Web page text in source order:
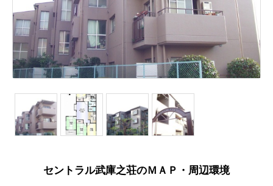
ext
セントラル武庫之荘のＭＡＰ・周辺環境